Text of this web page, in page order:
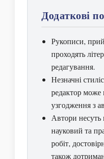
Додаткові
Рукописи,
проходять
редагування.
Незначні
редактор може
узгодження з
Автори несуть
науковий та
робіт,
також